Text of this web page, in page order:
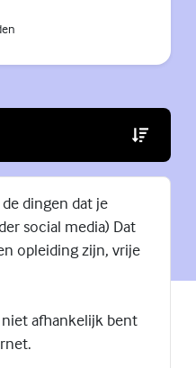
(Externe
dingen dat je
social media) Dat
opleiding zijn, vrije
niet afhankelijk bent